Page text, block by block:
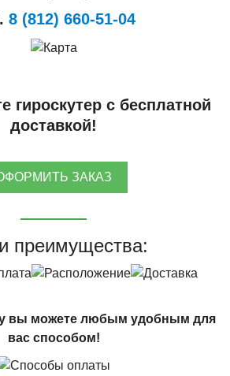
8 (812) 660-51-04
гироскутер с бесплатной
доставкой!
ЗАКАЗ
преимущества:
вы можете любым удобным для
вас способом!